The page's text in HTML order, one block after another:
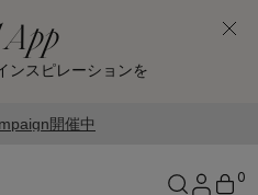
ンスピレーションを
0